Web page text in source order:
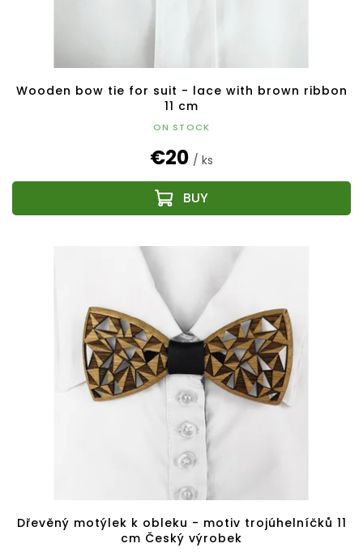
Wooden bow tie for suit - lace with brown ribbon
11 cm
ON STOCK
€20 / ks
Dřevěný motýlek k obleku - motiv trojúhelníčků 11
cm Český výrobek